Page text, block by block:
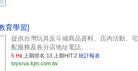
育學習]
提供台灣玩具反斗城商品資料、店內活動、宅
配服務及各分店地址電話。 ...
5 Hit 上期排名:13 上期HIT:2 統計報表
toysrus.kjm.com.tw